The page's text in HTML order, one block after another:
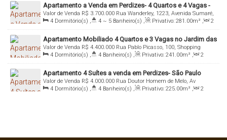
191.00m²
Apartamento a Venda em Perdizes- 4 Quartos e 4 Vagas -
Imobiliária Italiana Consultoria
R$ 3.700.000
Valor de Venda
Rua Wanderley, 1223, Avenida Sumaré,
05011-001, Perdizes, São Paulo, São Paulo, Brasil
4 Dormitório(s) , 4 ~ 5 Banheiro(s) , Privativo: 281 .00m² ,
2
Sala(s) , 3 Suíte(s) , Total: 281.00m² , 4 Vaga(s) ,
Útil:
281.00m²
Apartamento Mobiliado 4 Quartos e 3 Vagas no Jardim das
Perdizes - São Paulo
R$ 4.400.000
Valor de Venda
Rua Pablo Picasso, 100, Shopping
Bourbon, 05036-160, Perdizes, São Paulo, São Paulo, Brasil
4 Dormitório(s) , 4 Banheiro(s) , Privativo: 241 .00m² ,
2
Sala(s) , 2 Suíte(s) , Total: 241.00m² , 3 Vaga(s) ,
Útil:
241.00m²
Apartamento 4 Suítes a venda em Perdizes- São Paulo
R$ 4.000.000
Valor de Venda
Rua Doutor Homem de Melo, Av
Sumaré, 05007-001, Perdizes, São Paulo, São Paulo, Brasil
4 Dormitório(s) , 4 Banheiro(s) , Privativo: 225.00m² ,
2